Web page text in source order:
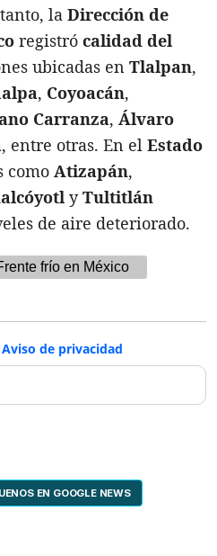
la Dirección de
registró calidad del
ubicadas en Tlalpan,
, Coyoacán,
Carranza, Álvaro
, entre otras. En el Estado
como Atizapán,
yTultitlán
de aire deteriorado.
frío en México
Aviso de privacidad
EN GOOGLE NEWS